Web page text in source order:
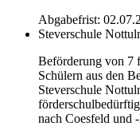
Abgabefrist:
Steverschule
Beförderung von 7
Schülern aus den
Steverschule
nach Coesfeld und